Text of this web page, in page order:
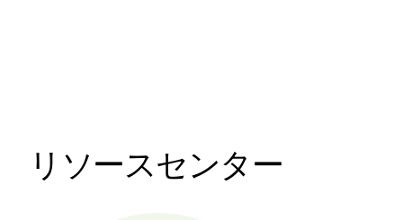
リソースセンター